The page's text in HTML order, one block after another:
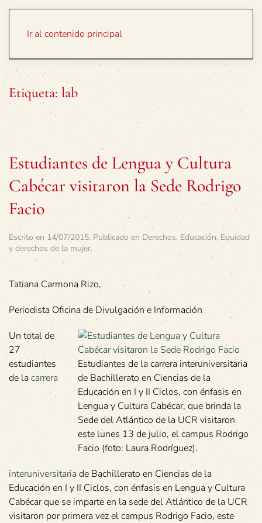
Ir al contenido principal
Etiqueta: lab
Estudiantes de Lengua y Cultura
Cabécar visitaron la Sede Rodrigo
Facio
Escrito en 14/07/2015. Publicado en Derechos, Educación, Equidad
y derechos de la mujer.
Tatiana Carmona Rizo,
Periodista Oficina de Divulgación e Información
Estudiantes de la carrera interuniversitaria
de Bachillerato en Ciencias de la
Educación en I y II Ciclos, con énfasis en
Lengua y Cultura Cabécar, que brinda la
Sede del Atlántico de la UCR visitaron
este lunes 13 de julio, el campus Rodrigo
Facio (foto: Laura Rodríguez).
Un total de
27
estudiantes
de lacarrera
interuniversitaria de Bachillerato en Ciencias de la
Educación en I y II Ciclos, con énfasis en Lengua y Cultura
Cabécar que se imparte en la sede del Atlántico de la UCR
visitaron por primera vez el campus Rodrigo Facio, este